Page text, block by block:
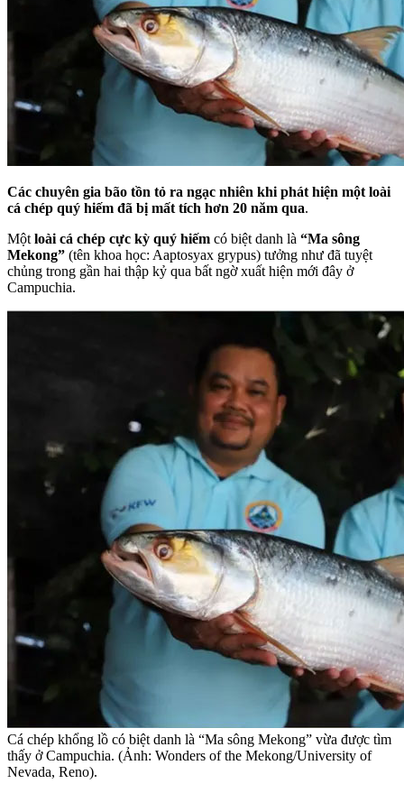
Các chuyên gia bão tồn tỏ ra ngạc nhiên khi phát hiện một loài
cá chép quý hiếm đã bị mất tích hơn 20 năm qua.
Một loài cá chép cực kỳ quý hiếm có biệt danh là “Ma sông
Mekong” (tên khoa học: Aaptosyax grypus) tưởng như đã tuyệt
chủng trong gần hai thập kỷ qua bất ngờ xuất hiện mới đây ở
Campuchia.
Cá chép khổng lồ có biệt danh là “Ma sông Mekong” vừa được tìm
thấy ở Campuchia. (Ảnh: Wonders of the Mekong/University of
Nevada, Reno).